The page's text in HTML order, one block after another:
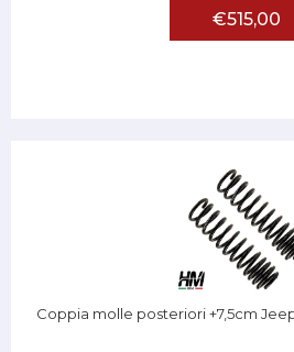
€515,00
Coppia molle posteriori +7,5cm